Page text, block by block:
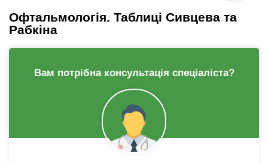
Офтальмологія. Таблиці Сивцева та
Рабкіна
Вам потрібна консультація спеціаліста?